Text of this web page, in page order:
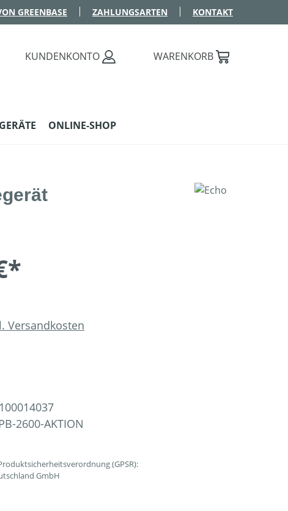
GREENBASE ZAHLUNGSARTEN KONTAKT
KUNDENKONTO WARENKORB
ONLINE-SHOP
Versandkosten
2600-AKTION
(GPSR):
GmbH